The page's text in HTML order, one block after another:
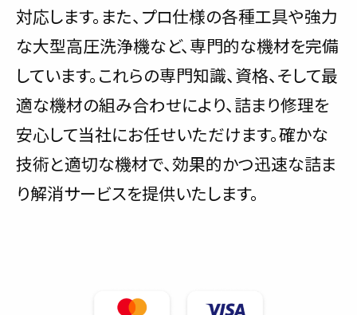
対応します。また、プロ仕様の各種工具や強力
な大型高圧洗浄機など、専門的な機材を完備
しています。これらの専門知識、資格、そして最
適な機材の組み合わせにより、詰まり修理を
安心して当社にお任せいただけます。確かな
技術と適切な機材で、効果的かつ迅速な詰ま
り解消サービスを提供いたします。